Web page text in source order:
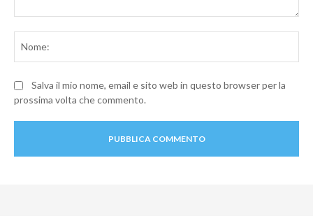
Salva il mio nome, email e sito web in questo browser per la
prossima volta che commento.